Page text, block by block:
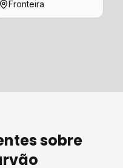
Fronteira
sobre